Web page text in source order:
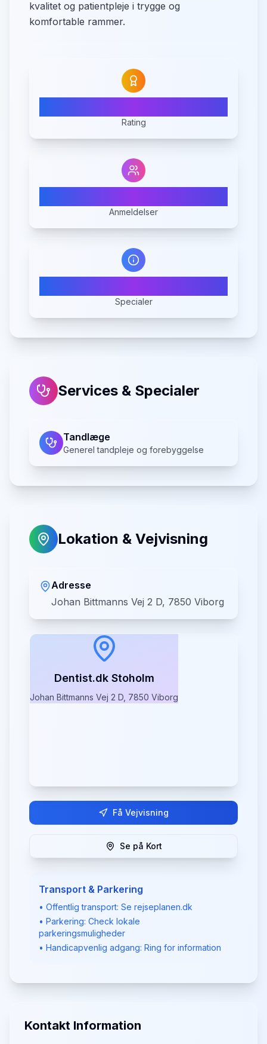
kvalitet og patientpleje i trygge og
komfortable rammer.
Rating
Anmeldelser
Specialer
Services & Specialer
Tandlæge
Generel tandpleje og forebyggelse
Lokation & Vejvisning
Adresse
Johan Bittmanns Vej 2 D, 7850 Viborg
Dentist.dk Stoholm
Johan Bittmanns Vej 2 D, 7850 Viborg
Få Vejvisning
Se på Kort
Transport & Parkering
• Offentlig transport: Se rejseplanen.dk
• Parkering: Check lokale
parkeringsmuligheder
• Handicapvenlig adgang: Ring for information
Kontakt Information